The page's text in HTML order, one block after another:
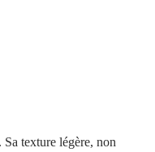
texture légère, non